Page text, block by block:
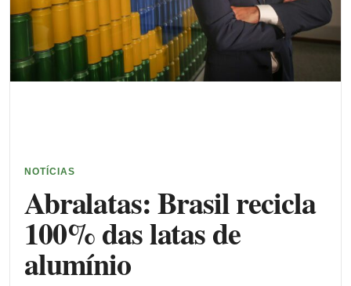
NOTÍCIAS
Abralatas: Brasil recicla
100% das latas de
alumínio